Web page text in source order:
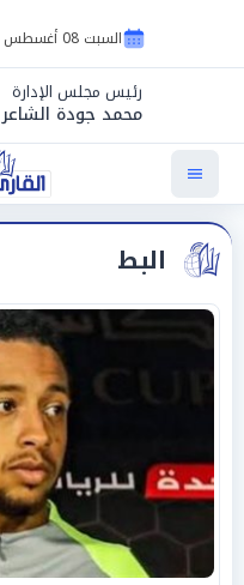
السبت 08 أغسطس 2026
رئيس مجلس الإدارة
محمد جودة الشاعر
البط